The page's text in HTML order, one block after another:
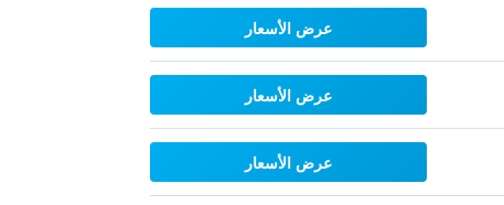
عرض الأسعار
عرض الأسعار
عرض الأسعار